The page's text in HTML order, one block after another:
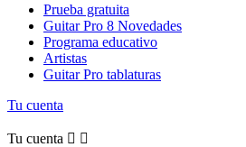
Prueba gratuita
Guitar Pro 8 Novedades
Programa educativo
Artistas
Guitar Pro tablaturas
Tu cuenta
Tu cuenta  